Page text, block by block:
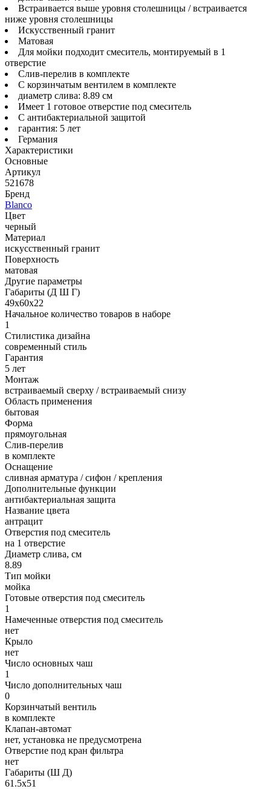
Встраивается выше уровня столешницы / встраивается
ниже уровня столешницы
Искусственный гранит
Матовая
Для мойки подходит смеситель, монтируемый в 1
отверстие
Слив-перелив в комплекте
С корзинчатым вентилем в комплекте
диаметр слива: 8.89 см
Имеет 1 готовое отверстие под смеситель
С антибактериальной защитой
гарантия: 5 лет
Германия
Характеристики
Основные
Артикул
521678
Бренд
Blanco
Цвет
черный
Материал
искусственный гранит
Поверхность
матовая
Другие параметры
Габариты (Д Ш Г)
49х60х22
Начальное количество товаров в наборе
1
Стилистика дизайна
современный стиль
Гарантия
5 лет
Монтаж
встраиваемый сверху / встраиваемый снизу
Область применения
бытовая
Форма
прямоугольная
Слив-перелив
в комплекте
Оснащение
сливная арматура / сифон / крепления
Дополнительные функции
антибактериальная защита
Название цвета
антрацит
Отверстия под смеситель
на 1 отверстие
Диаметр слива, см
8.89
Тип мойки
мойка
Готовые отверстия под смеситель
1
Намеченные отверстия под смеситель
нет
Крыло
нет
Число основных чаш
1
Число дополнительных чаш
0
Корзинчатый вентиль
в комплекте
Клапан-автомат
нет, установка не предусмотрена
Отверстие под кран фильтра
нет
Габариты (Ш Д)
61.5х51